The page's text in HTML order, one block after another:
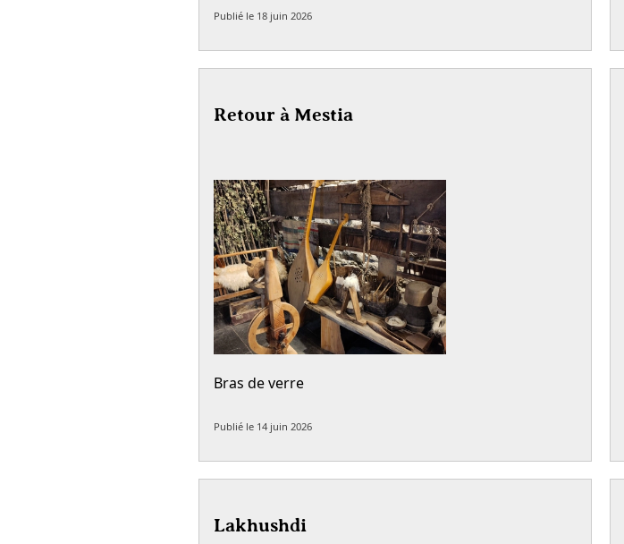
Publié le 18 juin 2026
Retour à Mestia
Bras de verre
Publié le 14 juin 2026
Lakhushdi